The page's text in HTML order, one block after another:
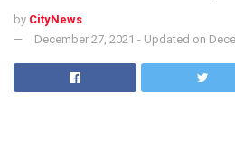
by CityNews
December 27, 2021 - Updated on